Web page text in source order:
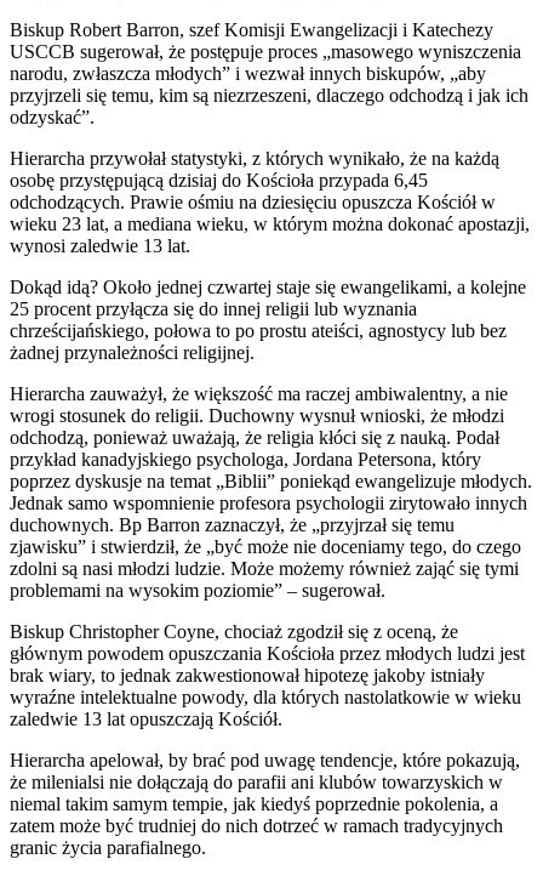
Biskup Robert Barron, szef Komisji Ewangelizacji i Katechezy
USCCB sugerował, że postępuje proces „masowego wyniszczenia
narodu, zwłaszcza młodych” i wezwał innych biskupów, „aby
przyjrzeli się temu, kim są niezrzeszeni, dlaczego odchodzą i jak ich
odzyskać”.
Hierarcha przywołał statystyki, z których wynikało, że na każdą
osobę przystępującą dzisiaj do Kościoła przypada 6,45
odchodzących. Prawie ośmiu na dziesięciu opuszcza Kościół w
wieku 23 lat, a mediana wieku, w którym można dokonać apostazji,
wynosi zaledwie 13 lat.
Dokąd idą? Około jednej czwartej staje się ewangelikami, a kolejne
25 procent przyłącza się do innej religii lub wyznania
chrześcijańskiego, połowa to po prostu ateiści, agnostycy lub bez
żadnej przynależności religijnej.
Hierarcha zauważył, że większość ma raczej ambiwalentny, a nie
wrogi stosunek do religii. Duchowny wysnuł wnioski, że młodzi
odchodzą, ponieważ uważają, że religia kłóci się z nauką. Podał
przykład kanadyjskiego psychologa, Jordana Petersona, który
poprzez dyskusje na temat „Biblii” poniekąd ewangelizuje młodych.
Jednak samo wspomnienie profesora psychologii zirytowało innych
duchownych. Bp Barron zaznaczył, że „przyjrzał się temu
zjawisku” i stwierdził, że „być może nie doceniamy tego, do czego
zdolni są nasi młodzi ludzie. Może możemy również zająć się tymi
problemami na wysokim poziomie” – sugerował.
Biskup Christopher Coyne, chociaż zgodził się z oceną, że
głównym powodem opuszczania Kościoła przez młodych ludzi jest
brak wiary, to jednak zakwestionował hipotezę jakoby istniały
wyraźne intelektualne powody, dla których nastolatkowie w wieku
zaledwie 13 lat opuszczają Kościół.
Hierarcha apelował, by brać pod uwagę tendencje, które pokazują,
że milenialsi nie dołączają do parafii ani klubów towarzyskich w
niemal takim samym tempie, jak kiedyś poprzednie pokolenia, a
zatem może być trudniej do nich dotrzeć w ramach tradycyjnych
granic życia parafialnego.